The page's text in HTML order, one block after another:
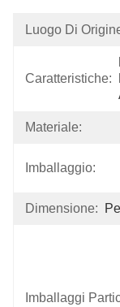
Luogo Di
Caratteristiche:
Materiale:
Imballaggio:
Dimensione:
Imballaggi